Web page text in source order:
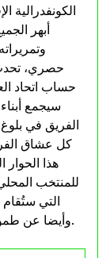
الكونفدرالية
أبهر
حصري، تحدث
حساب اتحاد
سيجمع
الفريق في بلوغ
هذا
التي ستُقام
وأيضا عن طموحه في تقمص ألوان المنتخب الوطني الأول.